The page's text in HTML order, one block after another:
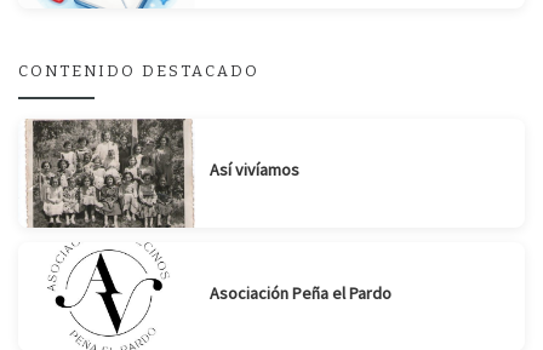
CONTENIDO DESTACADO
Así vivíamos
Asociación Peña el Pardo
Suscribirse